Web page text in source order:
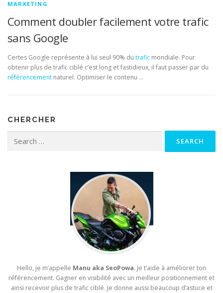
MARKETING
Comment doubler facilement votre trafic
sans Google
Certes Google représente à lui seul 90% du trafic mondiale. Pour
obtenir plus de trafic ciblé c’est long et fastidieux, il faut passer par du
référencement naturel. Optimiser le contenu …
CHERCHER
Hello, je m’appelle Manu aka SeoPowa. Je t’aide à améliorer ton
référencement. Gagner en visibilité avec un meilleur positionnement et
ainsi recevoir plus de trafic ciblé. Je donne aussi beaucoup d’astuce et